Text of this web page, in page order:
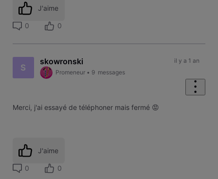
J'aime
0 0
S
skowronski
Promeneur • 9 messages
il y a 1 an
Merci, j'ai essayé de téléphoner mais fermé 😡
J'aime
0 0